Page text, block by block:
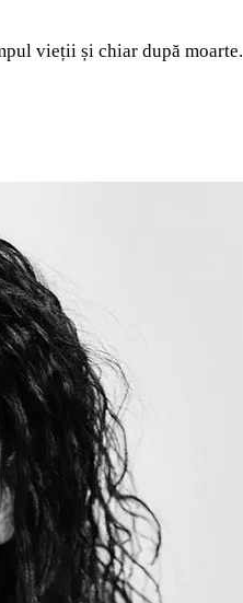
vieții și chiar după moarte.